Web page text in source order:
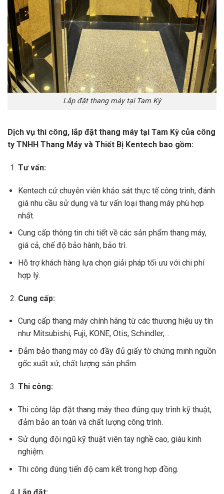
Lắp đặt thang máy tại Tam Kỳ
Dịch vụ thi công, lắp đặt thang máy tại Tam Kỳ của công
ty TNHH Thang Máy và Thiết Bị Kentech bao gồm:
Tư vấn:
Kentech cử chuyên viên khảo sát thực tế công trình, đánh
giá nhu cầu sử dụng và tư vấn loại thang máy phù hợp
nhất.
Cung cấp thông tin chi tiết về các sản phẩm thang máy,
giá cả, chế độ bảo hành, bảo trì.
Hỗ trợ khách hàng lựa chọn giải pháp tối ưu với chi phí
hợp lý.
Cung cấp:
Cung cấp thang máy chính hãng từ các thương hiệu uy tín
như Mitsubishi, Fuji, KONE, Otis, Schindler,…
Đảm bảo thang máy có đầy đủ giấy tờ chứng minh nguồn
gốc xuất xứ, chất lượng sản phẩm.
Thi công:
Thi công lắp đặt thang máy theo đúng quy trình kỹ thuật,
đảm bảo an toàn và chất lượng công trình.
Sử dụng đội ngũ kỹ thuật viên tay nghề cao, giàu kinh
nghiệm.
Thi công đúng tiến độ cam kết trong hợp đồng.
Lắp đặt: